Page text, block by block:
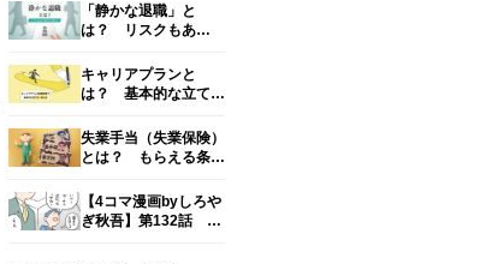
「静かな退職」と
は？ リスクもあ
キャリアプランと
は？ 基本的な立て
回答例文を解説
失業手当（失業保険）
とは？ もらえる条件
方法【社労士監修】
【4コマ漫画byしろや
ぎ秋吾】第132話 気